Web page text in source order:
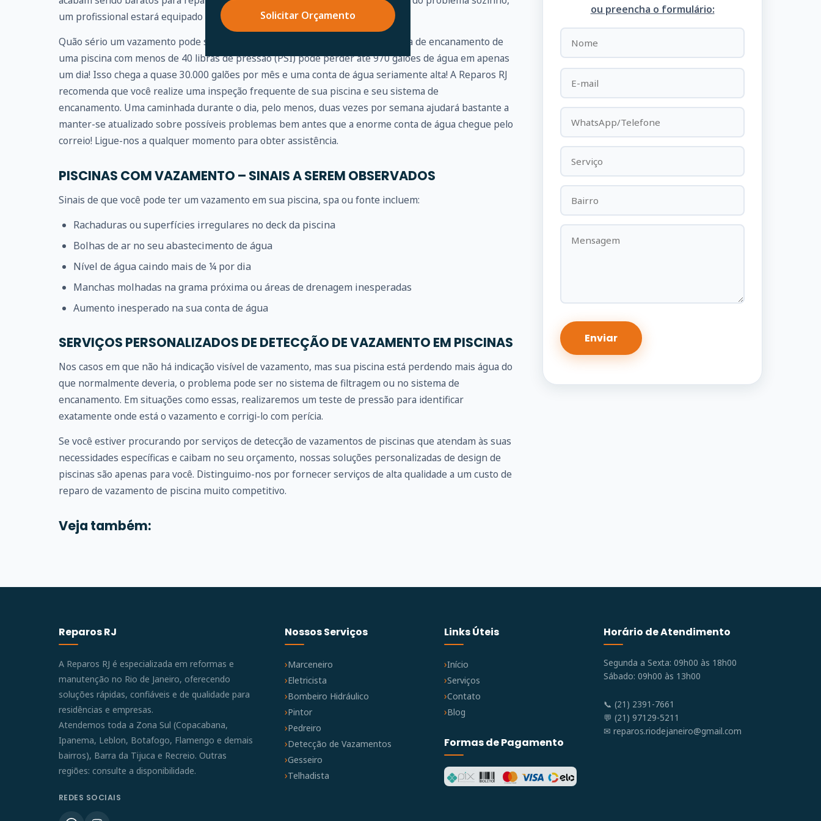
Solicitar Orçamento
um profissional estará equipado para fazer isso por você.
Quão sério um vazamento pode se tornar? Um pequeno vazamento no sistema de encanamento de
uma piscina com menos de 40 libras de pressão (PSI) pode perder até 970 galões de água em apenas
um dia! Isso chega a quase 30.000 galões por mês e uma conta de água seriamente alta! A Reparos RJ
recomenda que você realize uma inspeção frequente de sua piscina e seu sistema de
encanamento. Uma caminhada durante o dia, pelo menos, duas vezes por semana ajudará bastante a
manter-se atualizado sobre possíveis problemas bem antes que a enorme conta de água chegue pelo
correio! Ligue-nos a qualquer momento para obter assistência.
PISCINAS COM VAZAMENTO – SINAIS A SEREM OBSERVADOS
Sinais de que você pode ter um vazamento em sua piscina, spa ou fonte incluem:
Rachaduras ou superfícies irregulares no deck da piscina
Bolhas de ar no seu abastecimento de água
Nível de água caindo mais de ¼ por dia
Manchas molhadas na grama próxima ou áreas de drenagem inesperadas
Aumento inesperado na sua conta de água
SERVIÇOS PERSONALIZADOS DE DETECÇÃO DE VAZAMENTO EM PISCINAS
Nos casos em que não há indicação visível de vazamento, mas sua piscina está perdendo mais água do
que normalmente deveria, o problema pode ser no sistema de filtragem ou no sistema de
encanamento. Em situações como essas, realizaremos um teste de pressão para identificar
exatamente onde está o vazamento e corrigi-lo com perícia.
Se você estiver procurando por serviços de detecção de vazamentos de piscinas que atendam às suas
necessidades específicas e caibam no seu orçamento, nossas soluções personalizadas de design de
piscinas são apenas para você. Distinguimo-nos por fornecer serviços de alta qualidade a um custo de
reparo de vazamento de piscina muito competitivo.
Veja também:
ou preencha o formulário:
Reparos RJ
A Reparos RJ é especializada em reformas e
manutenção no Rio de Janeiro, oferecendo
soluções rápidas, confiáveis e de qualidade para
residências e empresas.
Atendemos toda a Zona Sul (Copacabana,
Ipanema, Leblon, Botafogo, Flamengo e demais
bairros), Barra da Tijuca e Recreio. Outras
regiões: consulte a disponibilidade.
REDES SOCIAIS
Nossos Serviços
Marceneiro
Eletricista
Bombeiro Hidráulico
Pintor
Pedreiro
Detecção de Vazamentos
Gesseiro
Telhadista
Links Úteis
Início
Serviços
Contato
Blog
Formas de Pagamento
Horário de Atendimento
Segunda a Sexta: 09h00 às 18h00
Sábado: 09h00 às 13h00
📞 (21) 2391-7661
💬 (21) 97129-5211
✉ reparos.riodejaneiro@gmail.com